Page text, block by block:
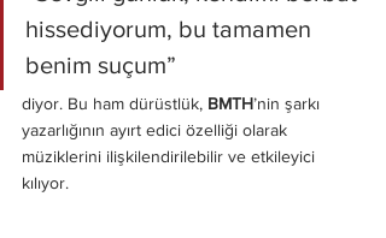
hissediyorum, bu tamamen
benim suçum”
diyor. Bu ham dürüstlük, BMTH’nin şarkı
yazarlığının ayırt edici özelliği olarak
müziklerini ilişkilendirilebilir ve etkileyici
kılıyor.